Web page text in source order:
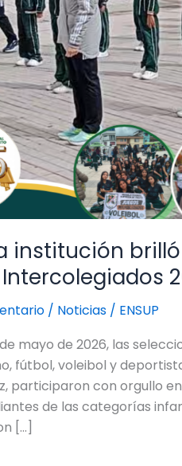
institución
/ Noticias / ENSUP
de mayo de 2026, las
fútbol, voleibol y
participaron con orgullo
de las categorías
[…]